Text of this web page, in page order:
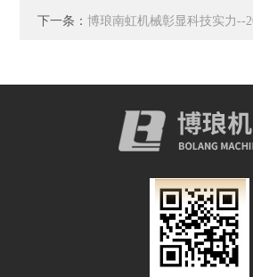
下一条：博琅南虹机械彰显科技实力--